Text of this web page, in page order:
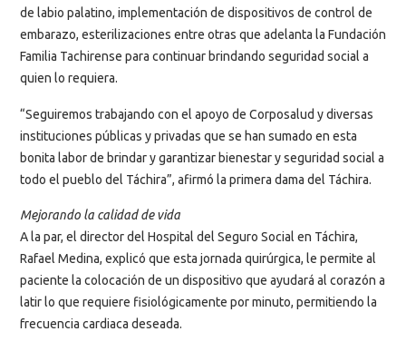
de labio palatino, implementación de dispositivos de control de
embarazo, esterilizaciones entre otras que adelanta la Fundación
Familia Tachirense para continuar brindando seguridad social a
quien lo requiera.
“Seguiremos trabajando con el apoyo de Corposalud y diversas
instituciones públicas y privadas que se han sumado en esta
bonita labor de brindar y garantizar bienestar y seguridad social a
todo el pueblo del Táchira”, afirmó la primera dama del Táchira.
Mejorando la calidad de vida
A la par, el director del Hospital del Seguro Social en Táchira,
Rafael Medina, explicó que esta jornada quirúrgica, le permite al
paciente la colocación de un dispositivo que ayudará al corazón a
latir lo que requiere fisiológicamente por minuto, permitiendo la
frecuencia cardiaca deseada.